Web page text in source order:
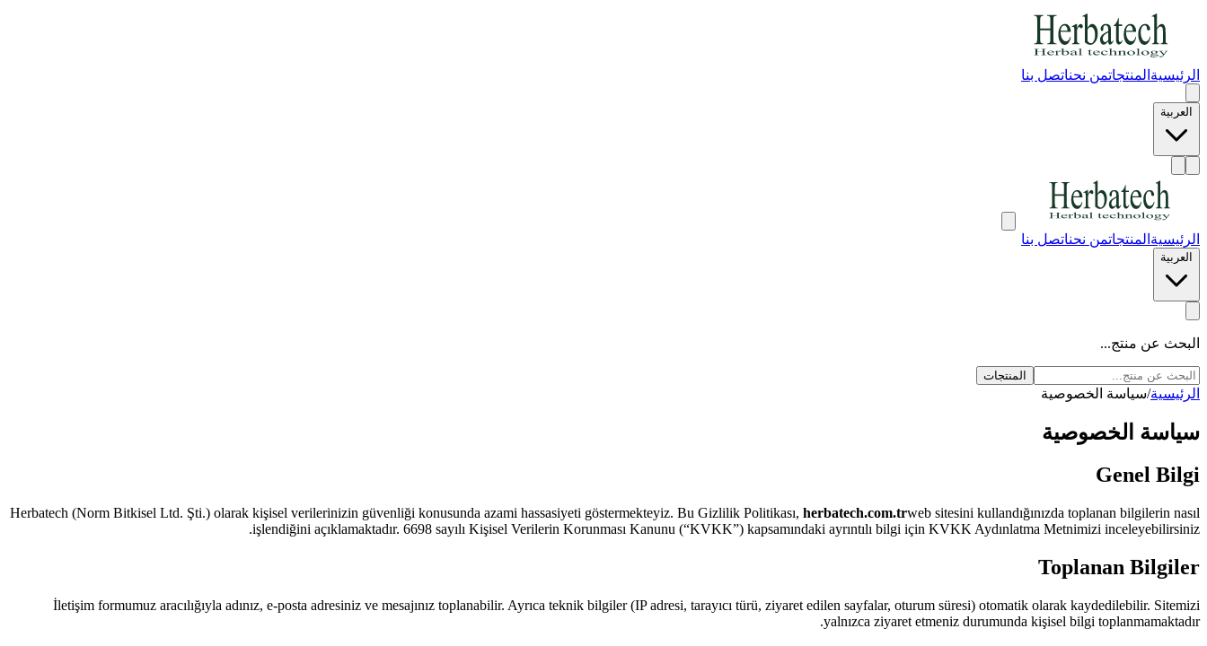
الرئيسية المنتجاتمن نحناتصل بنا
العربية
الرئيسية المنتجاتمن نحناتصل بنا
العربية
البحث عن منتج...
المنتجات
الرئيسية/سياسة الخصوصية
سياسة الخصوصية
Genel Bilgi
Herbatech (Norm Bitkisel Ltd. Şti.) olarak kişisel verilerinizin güvenliği konusunda azami hassasiyeti göstermekteyiz. Bu Gizlilik Politikası, herbatech.com.trweb sitesini kullandığınızda toplanan bilgilerin nasıl
işlendiğini açıklamaktadır. 6698 sayılı Kişisel Verilerin Korunması Kanunu (“KVKK”) kapsamındaki ayrıntılı bilgi için KVKK Aydınlatma Metnimizi inceleyebilirsiniz.
Toplanan Bilgiler
İletişim formumuz aracılığıyla adınız, e-posta adresiniz ve mesajınız toplanabilir. Ayrıca teknik bilgiler (IP adresi, tarayıcı türü, ziyaret edilen sayfalar, oturum süresi) otomatik olarak kaydedilebilir. Sitemizi
yalnızca ziyaret etmeniz durumunda kişisel bilgi toplanmamaktadır.